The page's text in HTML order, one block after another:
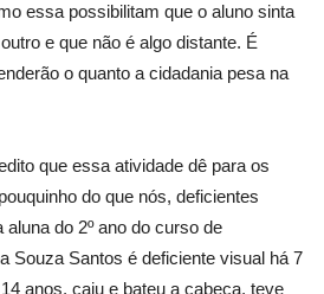
essa possibilitam que o aluno sinta
e que não é algo distante. É
o quanto a cidadania pesa na
que essa atividade dê para os
do que nós, deficientes
do 2º ano do curso de
Souza Santos é deficiente visual há 7
anos, caiu e bateu a cabeça, teve